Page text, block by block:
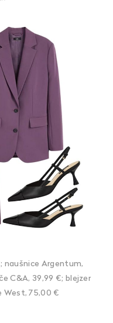
naušnice Argentum,
C&A, 39,99 €; blejzer
West, 75,00 €